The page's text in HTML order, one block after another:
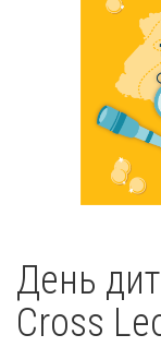
День
Cross